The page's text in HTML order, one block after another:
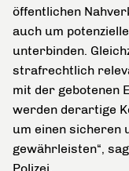
öffentlichen
auch um
unterbinden.
strafrechtlich
mit der gebotenen
werden derartige
um einen sicheren
gewährleisten“,